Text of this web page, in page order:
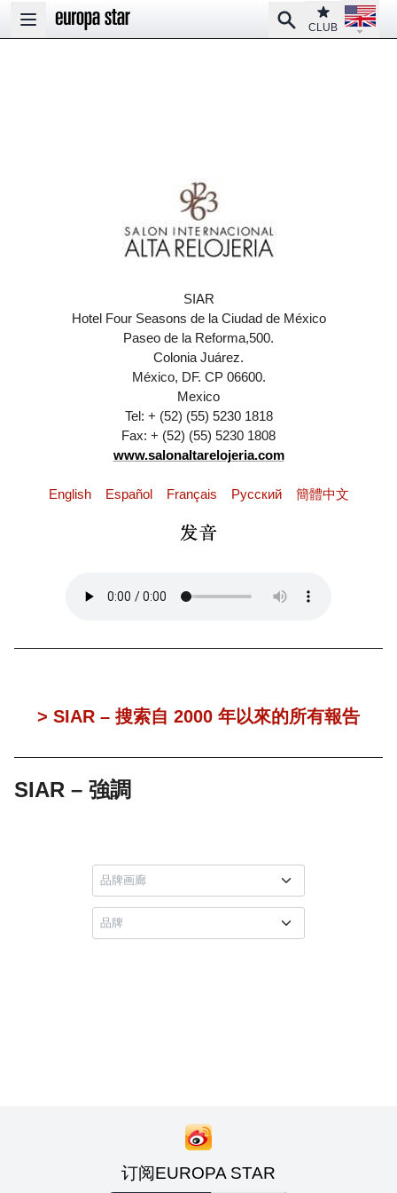
Open main menu
SearchClub
CLUB
Open
SIAR
Hotel Four Seasons de la Ciudad de México
Paseo de la Reforma,500.
Colonia Juárez.
México, DF. CP 06600.
Mexico
Tel: + (52) (55) 5230 1818
Fax: + (52) (55) 5230 1808
www.salonaltarelojeria.com
English Español Français Pусский 簡體中文
> SIAR – 搜索自 2000 年以來的所有報告
SIAR – 強調
订阅EUROPA STAR